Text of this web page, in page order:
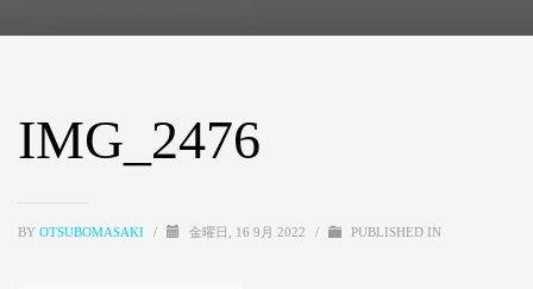
IMG_2476
BY OTSUBOMASAKI / 金曜日, 16 9月 2022 / PUBLISHED IN